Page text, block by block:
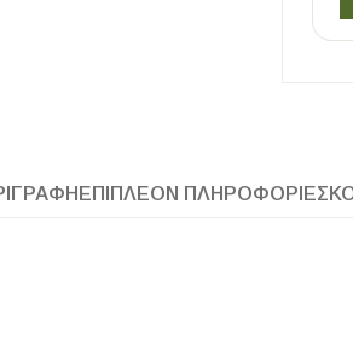
Οδηγός Αγοράς Πλακιδίων
ΕΠΙΠΛΈΟΝ ΠΛΗΡΟΦΟΡΊΕΣ